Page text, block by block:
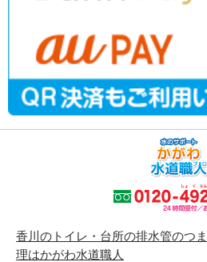
香川のトイレ・台所の排水管のつ
理はかがわ水道職人